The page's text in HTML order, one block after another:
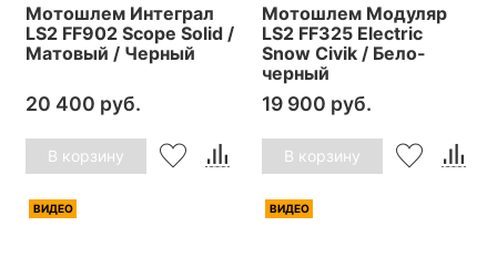
Мотошлем Интеграл
LS2 FF902 Scope Solid /
Матовый / Черный
20 400 руб.
В корзину
Мотошлем Модуляр
LS2 FF325 Electric
Snow Civik / Бело-
черный
19 900 руб.
В корзину
ВИДЕО ВИДЕО